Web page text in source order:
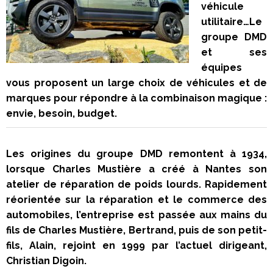
véhicule
utilitaire…Le
groupe DMD
et ses
équipes
vous proposent un large choix de véhicules et de
marques pour répondre à la combinaison magique :
envie, besoin, budget.
Les origines du groupe DMD remontent à 1934,
lorsque Charles Mustière a créé à Nantes son
atelier de réparation de poids lourds. Rapidement
réorientée sur la réparation et le commerce des
automobiles, l’entreprise est passée aux mains du
fils de Charles Mustière, Bertrand, puis de son petit-
fils, Alain, rejoint en 1999 par l’actuel dirigeant,
Christian Digoin.